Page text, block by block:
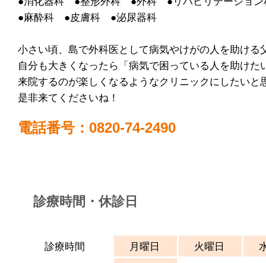
●麻酔科 ●皮膚科 ●泌尿器科
小さい頃、島で外科医として病気やけがの人を助ける
自分も大きくなったら「病気で困っている人を助けた
来院するのが楽しくなるようなクリニックにしたいと
是非来てくださいね！
電話番号：0820-74-2490
診療時間・休診日
診療時間 月曜日 火曜日